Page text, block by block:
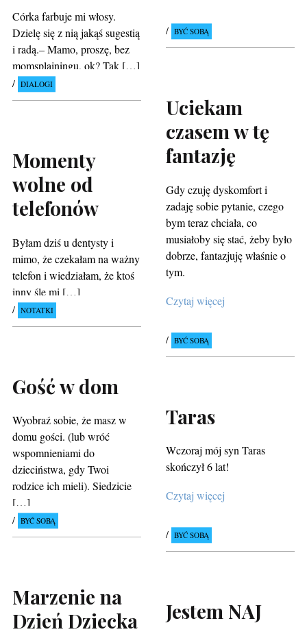
BYĆ SOBĄ
Córka farbuje mi włosy.
Dzielę się z nią jakąś sugestią
i radą.– Mamo, proszę, bez
momsplainingu, ok? Tak […]
DIALOGI
Uciekam
czasem w tę
fantazję
Gdy czuję dyskomfort i
zadaję sobie pytanie, czego
bym teraz chciała, co
musiałoby się stać, żeby było
dobrze, fantazjuję właśnie o
tym.
Czytaj więcej
BYĆ SOBĄ
Momenty
wolne od
telefonów
Byłam dziś u dentysty i
mimo, że czekałam na ważny
telefon i wiedziałam, że ktoś
inny śle mi […]
NOTATKI
Gość w dom
Wyobraź sobie, że masz w
domu gości. (lub wróć
wspomnieniami do
dzieciństwa, gdy Twoi
rodzice ich mieli). Siedzicie
[…]
BYĆ SOBĄ
Taras
Wczoraj mój syn Taras
skończył 6 lat!
Czytaj więcej
BYĆ SOBĄ
Marzenie na
Dzień Dziecka
Jestem NAJ